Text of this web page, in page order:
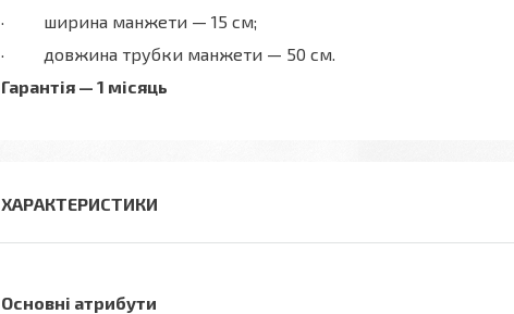
· ширина манжети — 15 см;
· довжина трубки манжети — 50 см.
Гарантія — 1 місяць
ХАРАКТЕРИСТИКИ
Основні атрибути